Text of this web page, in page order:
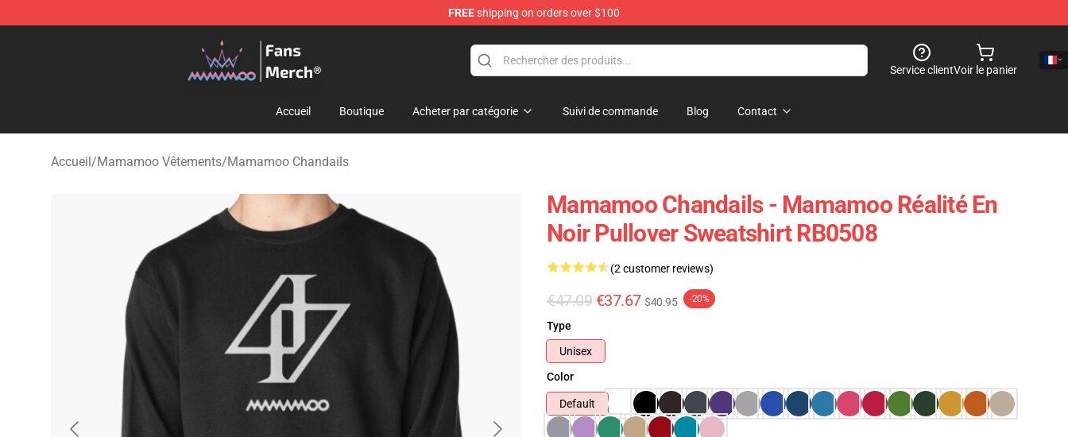
FREEshipping on orders over $100
Mamamoo Store - Official Mamamoo Merchandise Shop
Service clientVoir le panier
Accueil Boutique Acheter par catégorie Suivi de commande Blog Contact
Accueil/Mamamoo Vêtements/Mamamoo Chandails
Mamamoo Chandails - Mamamoo Réalité En
Noir Pullover Sweatshirt RB0508
(2 customer reviews)
€47.09 €37.67 $40.95 -20%
Type
Unisex
Color
Default